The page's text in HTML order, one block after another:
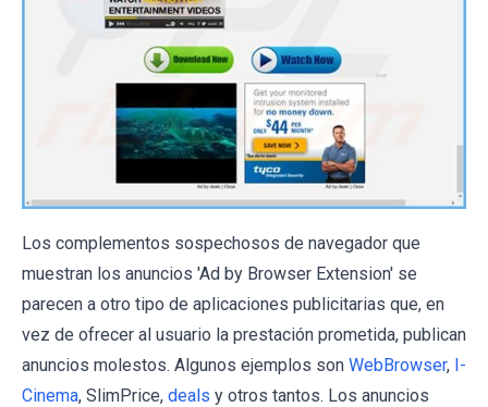
Los complementos sospechosos de navegador que
muestran los anuncios 'Ad by Browser Extension' se
parecen a otro tipo de aplicaciones publicitarias que, en
vez de ofrecer al usuario la prestación prometida, publican
anuncios molestos. Algunos ejemplos son WebBrowser, I-
Cinema, SlimPrice, deals y otros tantos. Los anuncios